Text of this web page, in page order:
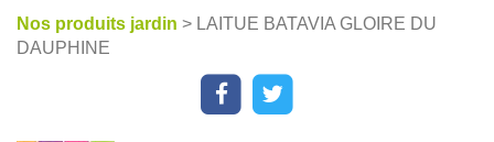
Nos produits jardin > LAITUE BATAVIA GLOIRE DU
DAUPHINE